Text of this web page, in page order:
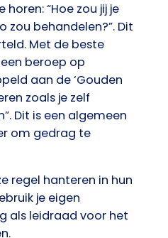
“Hoe zou jij je
zou behandelen?”. Dit
Met de beste
beroep op
aan de ‘Gouden
zoals je zelf
Dit is een algemeen
om gedrag te
regel hanteren in hun
je eigen
als leidraad voor het